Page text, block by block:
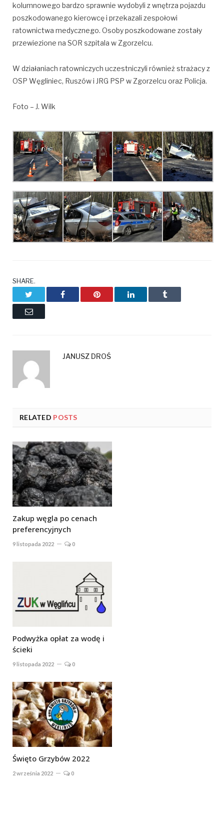
kolumnowego bardzo sprawnie wydobyli z wnętrza pojazdu
poszkodowanego kierowcę i przekazali zespołowi
ratownictwa medycznego. Osoby poszkodowane zostały
przewiezione na SOR szpitala w Zgorzelcu.
W działaniach ratowniczych uczestniczyli również strażacy z
OSP Węgliniec, Ruszów i JRG PSP w Zgorzelcu oraz Policja.
Foto – J. Wilk
SHARE.
TwitterFacebookPinterestLinkedInTumblr
Email
JANUSZ DROŚ
RELATED POSTS
Zakup węgla po cenach
preferencyjnych
9 listopada 2022 0
Podwyżka opłat za wodę i
ścieki
9 listopada 2022 0
Święto Grzybów 2022
2 września 2022 0